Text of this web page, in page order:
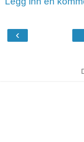
‹